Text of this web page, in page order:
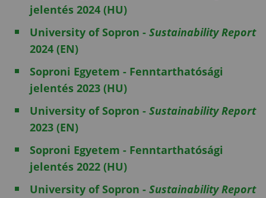
jelentés 2024 (HU)
University of Sopron - Sustainability Report
2024 (EN)
Soproni Egyetem - Fenntarthatósági
jelentés 2023 (HU)
University of Sopron - Sustainability Report
2023 (EN)
Soproni Egyetem - Fenntarthatósági
jelentés 2022 (HU)
University of Sopron - Sustainability Report